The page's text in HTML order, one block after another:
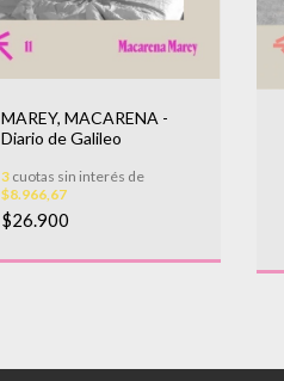
MAREY, MACARENA -
Diario de Galileo
3 cuotas sin interés de
$8.966,67
$26.900